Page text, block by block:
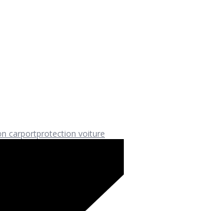
carportprotection voiture